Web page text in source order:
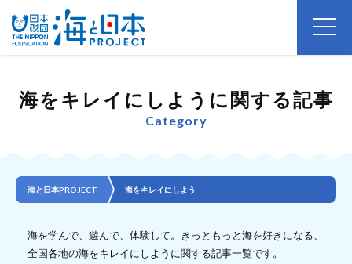
海をキレイにしように関する記事
Category
海と日本PROJECT 海をキレイにしよう
海を学んで、遊んで、体験して。きっともっと海を好きになる、
全国各地の海をキレイにしように関する記事一覧です。